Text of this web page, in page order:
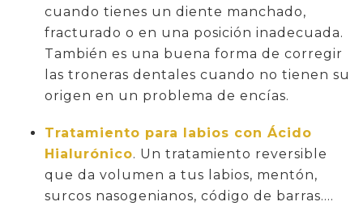
cuando tienes un diente manchado,
fracturado o en una posición inadecuada.
También es una buena forma de corregir
las troneras dentales cuando no tienen su
origen en un problema de encías.
Tratamiento para labios con Ácido
Hialurónico. Un tratamiento reversible
que da volumen a tus labios, mentón,
surcos nasogenianos, código de barras….